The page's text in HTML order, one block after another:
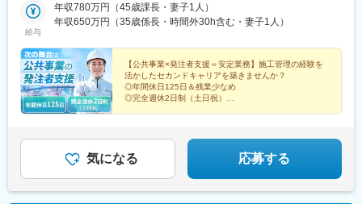
宅制度あり！】借上社宅制度には社内規定がありますが、規定額
内で賃貸物件を自分で選び、会社契約にすることが可能です。
道駅、神谷町駅、伏見駅(愛知県)、烏森駅、内幸町駅、京橋駅(東
京都)、人形町駅
給与
年収780万円（45歳課長・妻子1人）
年収650万円（35歳係長・時間外30h含む・妻子1人）
【公共事業×発注者支援＝安定業務】施工管理の経験を
活かしたセカンドキャリアを築きませんか？
◎年間休日125日＆残業少なめ
◎完全週休2日制（土日祝）
気になる 応募する